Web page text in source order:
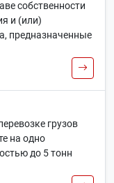
собственности
и (или)
предназначенные
грузов
на одно
до 5 тонн